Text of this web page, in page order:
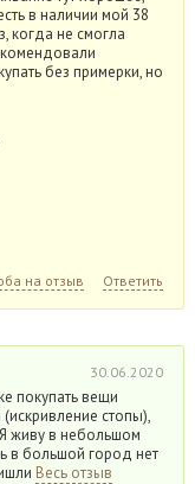
в наличии мой 38
когда не смогла
без примерки, но
на отзыв Ответить
30.06.2020
покупать вещи
стопы),
живу в небольшом
в большой город нет
Весь отзыв